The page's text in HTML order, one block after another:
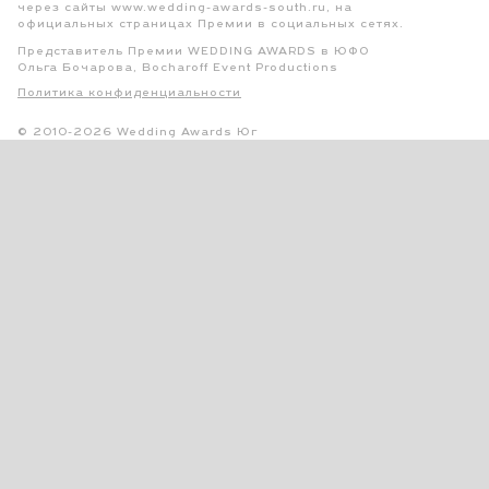
через сайты www.wedding-awards-south.ru, на
официальных страницах Премии в социальных сетях.
Представитель Премии WEDDING AWARDS в ЮФО
Ольга Бочарова, Bocharoff Event Productions
Политика конфиденциальности
© 2010-2026 Wedding Awards Юг